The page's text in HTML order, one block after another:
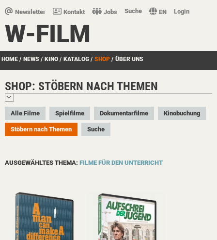
Newsletter Kontakt Jobs Suche EN Login
W-FILM
HOME / NEWS / KINO / KATALOG / SHOP / ÜBER UNS
SHOP: STÖBERN NACH THEMEN
Alle Filme Spielfilme Dokumentarfilme Kinobuchung
Stöbern nach Themen Suche
AUSGEWÄHLTES THEMA: FILME FÜR DEN UNTERRICHT